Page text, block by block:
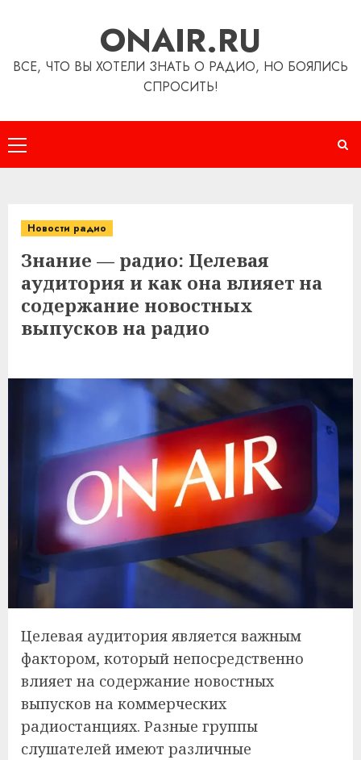
ONAIR.RU
ВСЕ, ЧТО ВЫ ХОТЕЛИ ЗНАТЬ О РАДИО, НО БОЯЛИСЬ
СПРОСИТЬ!
Основное
меню
Новости радио
Знание — радио: Целевая
аудитория и как она влияет на
содержание новостных
выпусков на радио
Целевая аудитория является важным
фактором, который непосредственно
влияет на содержание новостных
выпусков на коммерческих
радиостанциях. Разные группы
слушателей имеют различные